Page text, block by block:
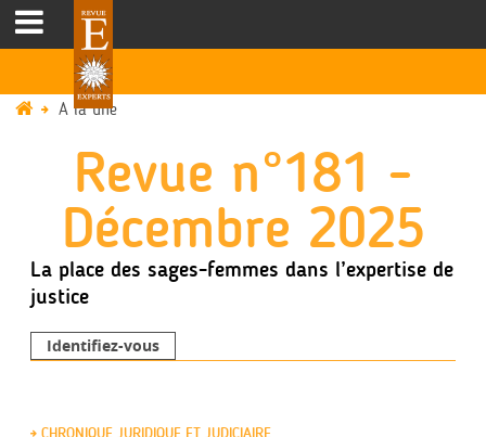
A la une
Revue n°181 -
Décembre 2025
La place des sages-femmes dans l’expertise de
justice
Identifiez-vous
CHRONIQUE JURIDIQUE ET JUDICIAIRE